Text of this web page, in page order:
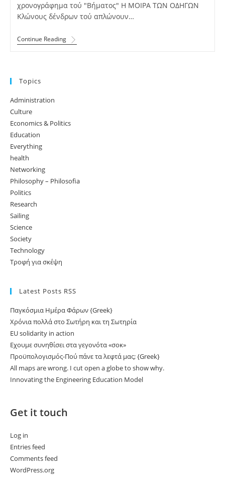
χρονογράφημα τού "Βήματος" Η ΜΟΙΡΑ ΤΩΝ ΟΔΗΓΩΝ
Κλώνους δένδρων τού απλώνουν…
Continue Reading
Topics
Administration
Culture
Economics & Politics
Education
Everything
health
Networking
Philosophy – Philosofia
Politics
Research
Sailing
Science
Society
Technology
Τροφή για σκέψη
Latest Posts RSS
Παγκόσμια Ημέρα Φάρων {Greek}
Χρόνια πολλά στο Σωτήρη και τη Σωτηρία
EU solidarity in action
Εχουμε συνηθίσει στα γεγονότα «σοκ»
Προϋπολογισμός-Πού πάνε τα λεφτά μας; {Greek}
All maps are wrong. I cut open a globe to show why.
Innovating the Engineering Education Model
Get it touch
Log in
Entries feed
Comments feed
WordPress.org